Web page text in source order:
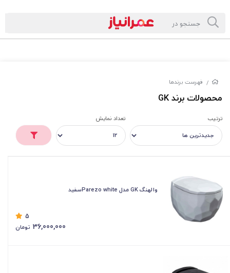
/ فهرست برندها
محصولات برند GK
ترتیب تعداد نمایش
والهنگ GK مدل Parezo whiteسفید
5
36,000,000 تومان